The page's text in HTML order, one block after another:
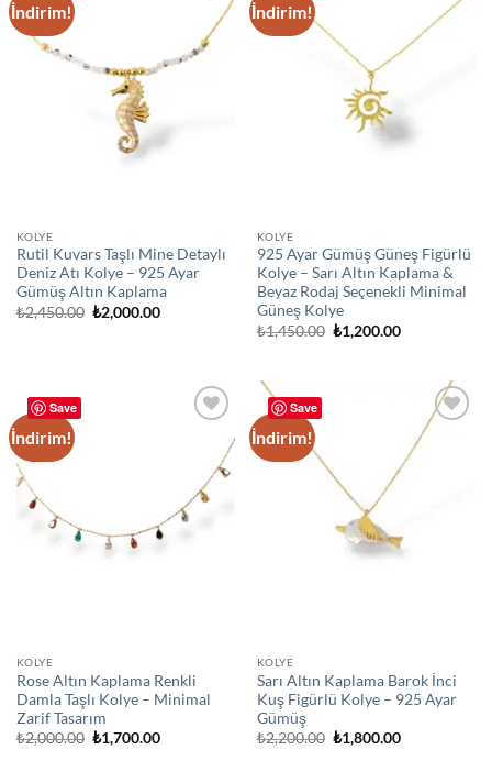
İndirim!
wishlist
KOLYE
Rutil Kuvars Taşlı Mine Detaylı
Deniz Atı Kolye – 925 Ayar
Gümüş Altın Kaplama
₺2,450.00 Orijinal
fiyat:
₺2,000.00Şu
İndirim!
Add to
wishlist
KOLYE
925 Ayar Gümüş Güneş Figürlü
Kolye – Sarı Altın Kaplama &
Beyaz Rodaj Seçenekli Minimal
Güneş Kolye
₺1,450.00 Orijinal
fiyat:
₺1,200.00Şu
Save
İndirim!
KOLYE
Rose Altın Kaplama Renkli
Damla Taşlı Kolye – Minimal
Zarif Tasarım
₺2,000.00 Orijinal
fiyat:
₺1,700.00Şu
Save
İndirim!
Add to
KOLYE
Sarı Altın Kaplama Barok İnci
Kuş Figürlü Kolye – 925 Ayar
Gümüş
₺2,200.00 Orijinal
fiyat:
₺1,800.00Şu